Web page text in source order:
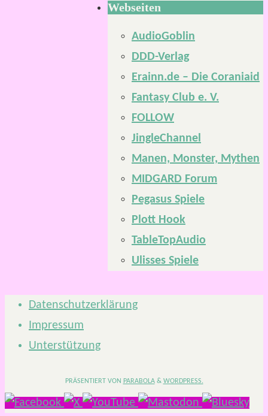
Webseiten
AudioGoblin
DDD-Verlag
Erainn.de – Die Coraniaid
Fantasy Club e. V.
FOLLOW
JingleChannel
Manen, Monster, Mythen
MIDGARD Forum
Pegasus Spiele
Plott Hook
TableTopAudio
Ulisses Spiele
Datenschutzerklärung
Impressum
Unterstützung
PRÄSENTIERT VON PARABOLA& WORDPRESS.